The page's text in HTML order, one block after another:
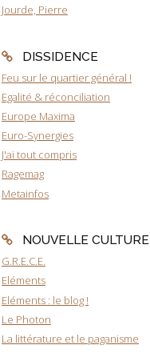
Jourde, Pierre
DISSIDENCE
Feu sur le quartier général !
Egalité & réconciliation
Europe Maxima
Euro-Synergies
J'ai tout compris
Ragemag
Metainfos
NOUVELLE CULTURE
G.R.E.C.E.
Eléments
Eléments : le blog !
Le Photon
La littérature et le paganisme